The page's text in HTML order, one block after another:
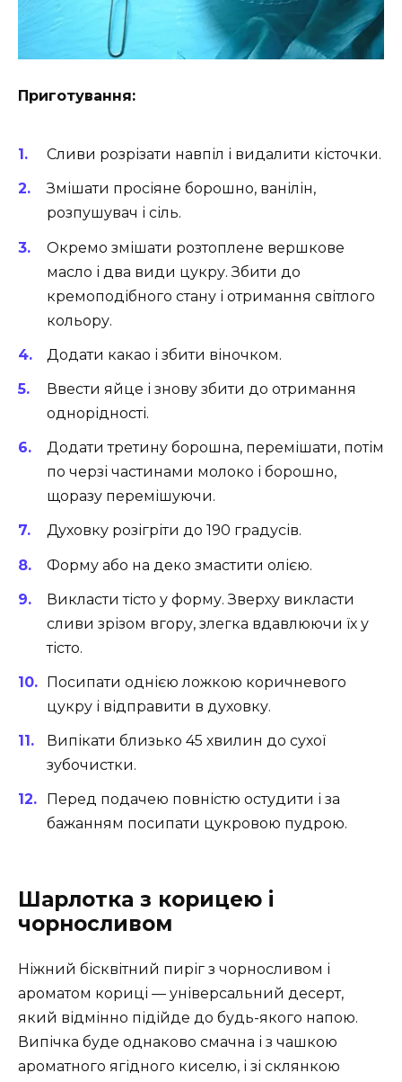
Приготування:
Сливи розрізати навпіл і видалити кісточки.
Змішати просіяне борошно, ванілін,
розпушувач і сіль.
Окремо змішати розтоплене вершкове
масло і два види цукру. Збити до
кремоподібного стану і отримання світлого
кольору.
Додати какао і збити віночком.
Ввести яйце і знову збити до отримання
однорідності.
Додати третину борошна, перемішати, потім
по черзі частинами молоко і борошно,
щоразу перемішуючи.
Духовку розігріти до 190 градусів.
Форму або на деко змастити олією.
Викласти тісто у форму. Зверху викласти
сливи зрізом вгору, злегка вдавлюючи їх у
тісто.
Посипати однією ложкою коричневого
цукру і відправити в духовку.
Випікати близько 45 хвилин до сухої
зубочистки.
Перед подачею повністю остудити і за
бажанням посипати цукровою пудрою.
Шарлотка з корицею і
чорносливом
Ніжний бісквітний пиріг з чорносливом і
ароматом кориці — універсальний десерт,
який відмінно підійде до будь-якого напою.
Випічка буде однаково смачна і з чашкою
ароматного ягідного киселю, і зі склянкою